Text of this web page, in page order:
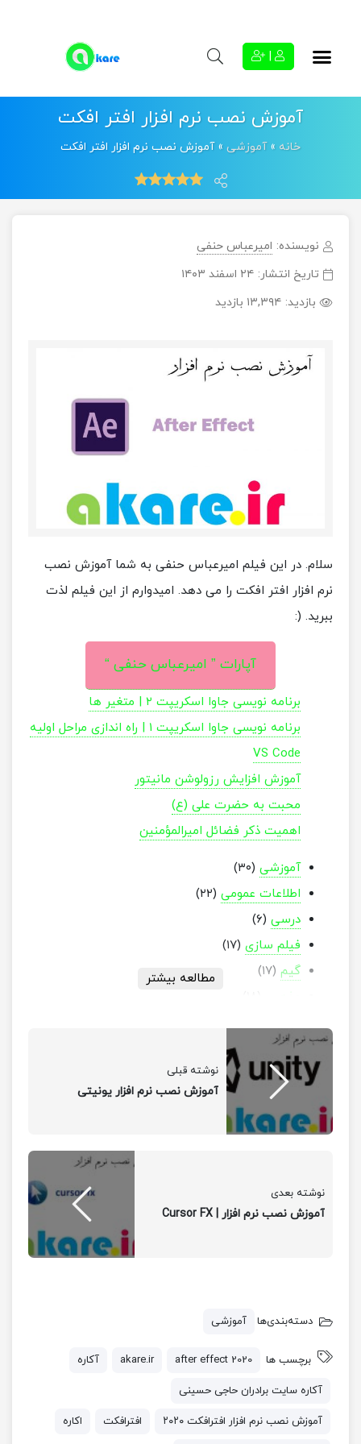
آموزش نصب نرم افزار افتر افکت
خانه »آموزشی »آموزش نصب نرم افزار افتر افکت
نویسنده: امیرعباس حنفی
تاریخ انتشار: ۲۴ اسفند ۱۴۰۳
بازدید: ۱۳,۳۹۴ بازدید
سلام. در این فیلم امیرعباس حنفی به شما آموزش نصب
نرم افزار افتر افکت را می دهد. امیدوارم از این فیلم لذت
ببرید. (:
آپارات ” امیرعباس حنفی “
برنامه نویسی جاوا اسکریپت ۲ | متغیر ها
برنامه نویسی جاوا اسکریپت 1 | راه اندازی مراحل اولیه
VS Code
آموزش افزایش رزولوشن مانیتور
محبت به حضرت علی (ع)
اهمیت ذکر فضائل امیرالمؤمنین
آموزشی (۳۰)
اطلاعات عمومی (۲۲)
درسی (۶)
فیلم سازی (۱۷)
گیم (۱۷)
آپارات سایت ” آکاره “
مطالعه بیشتر
نوشته قبلی
آموزش نصب نرم افزار یونیتی
نوشته بعدی
آموزش نصب نرم افزار | Cursor FX
دسته‌بندی‌ها آموزشی
برچسب ها after effect 2020
akare.ir آکاره
آکاره سایت برادران حاجی حسینی
آموزش نصب نرم افزار افترافکت ۲۰۲۰ افترافکت اکاره